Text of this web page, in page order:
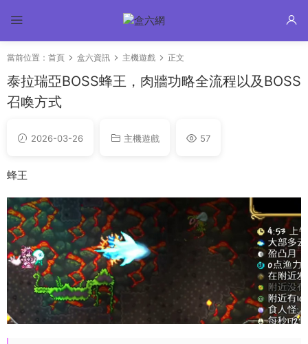
當前位置： 首頁 盒六資訊 主機遊戲 正文
泰拉瑞亞BOSS蜂王，肉牆功略全流程以及BOSS
召喚方式
2026-03-26 主機遊戲 57
蜂王